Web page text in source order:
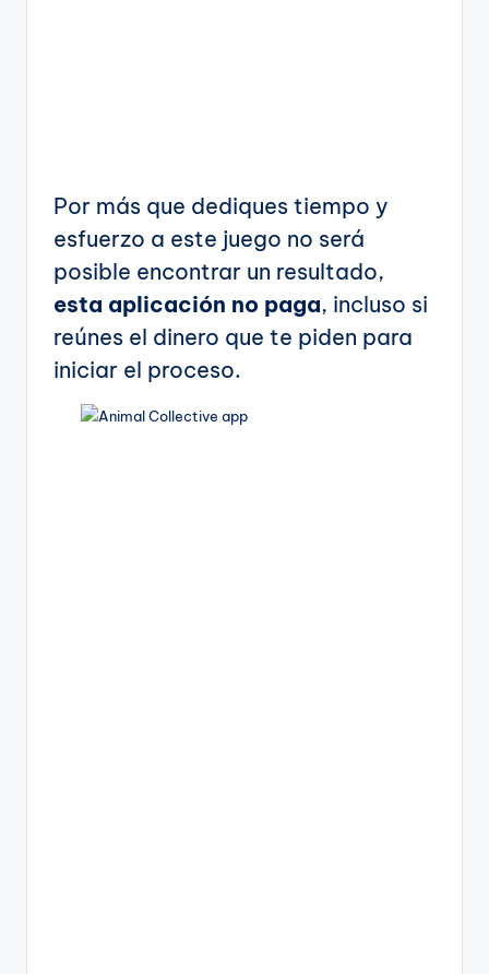
Por más que dediques tiempo y
esfuerzo a este juego no será
posible encontrar un resultado,
esta aplicación no paga, incluso si
reúnes el dinero que te piden para
iniciar el proceso.